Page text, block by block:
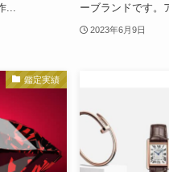
ーブランドです。
2023年6月9日
鑑定実績